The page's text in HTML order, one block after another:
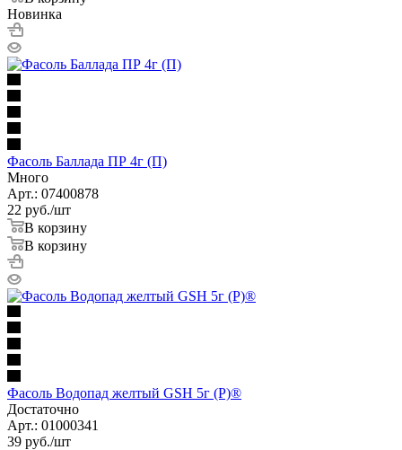
Новинка
Фасоль Баллада ПР 4г (П)
Много
Арт.: 07400878
22 руб./шт
В корзину
В корзину
Фасоль Водопад желтый GSH 5г (Р)®
Достаточно
Арт.: 01000341
39 руб./шт